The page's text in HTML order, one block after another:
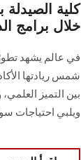
كلية
خلال برامج
في عالم يشهد
شمس ريادتها
بين التميز
ويلبي احتياجات